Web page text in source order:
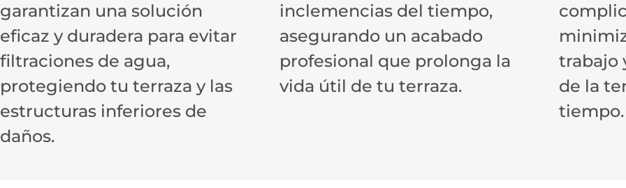
garantizan una solución
eficaz y duradera para evitar
filtraciones de agua,
protegiendo tu terraza y las
estructuras inferiores de
daños.
inclemencias del tiempo,
asegurando un acabado
profesional que prolonga la
vida útil de tu terraza.
trabajo
de la
tiempo.